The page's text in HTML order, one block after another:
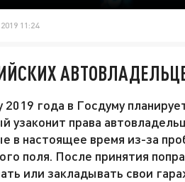
11:24
2019 года в Госдуму
узаконит права
в настоящее время из-за
поля. После принятия
или закладывать свои